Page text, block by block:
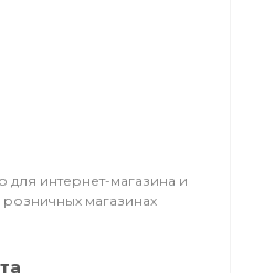
для интернет-магазина и
розничных магазинах